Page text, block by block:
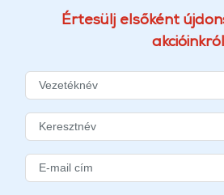
Értesülj elsőként
akcióinkról